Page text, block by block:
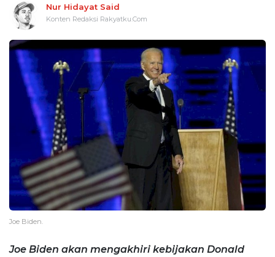
Nur Hidayat Said
Konten Redaksi Rakyatku.Com
Joe Biden.
Joe Biden akan mengakhiri kebijakan Donald